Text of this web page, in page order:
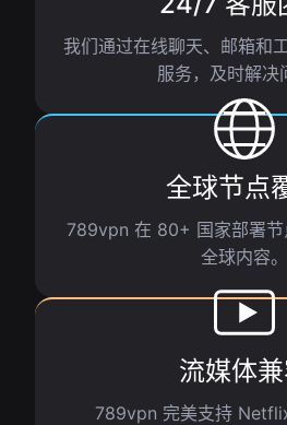
我们通过在线聊天、邮箱和
服务，及时解决
全球节点
789vpn 在 80+ 国家部署节
全球内容。
流媒体
789vpn 完美支持